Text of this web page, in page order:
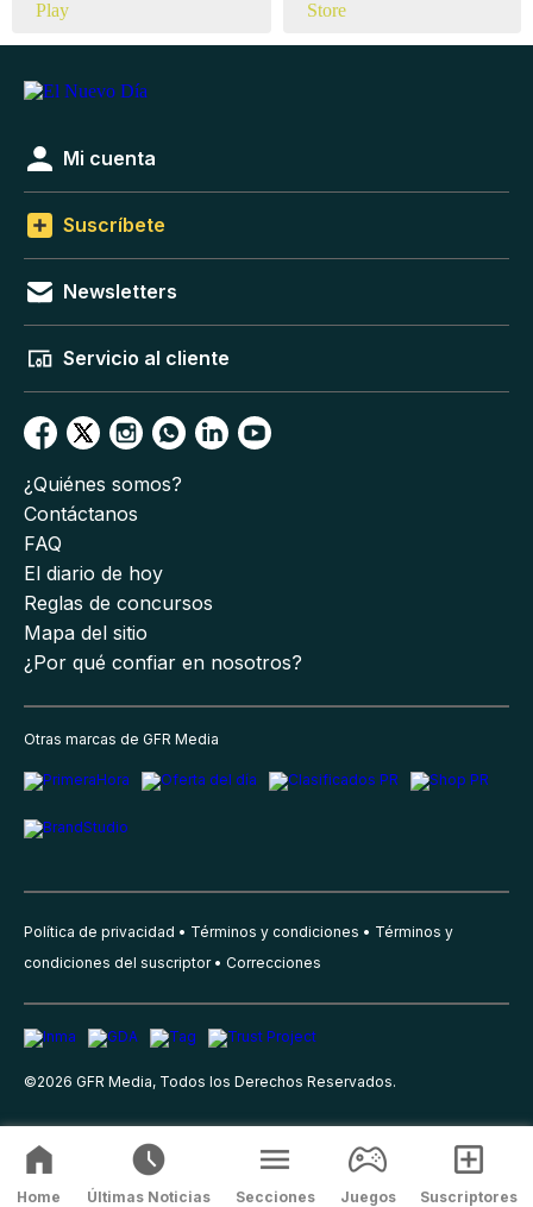
Mi cuenta
Suscríbete
Newsletters
Servicio al cliente
¿Quiénes somos?
Contáctanos
FAQ
El diario de hoy
Reglas de concursos
Mapa del sitio
¿Por qué confiar en nosotros?
Otras marcas de GFR Media
Política de privacidad Términos y condiciones
Términos y
condiciones del suscriptor
Correcciones
©2026 GFR Media, Todos los Derechos Reservados.
Home Últimas Noticias Secciones Juegos Suscriptores